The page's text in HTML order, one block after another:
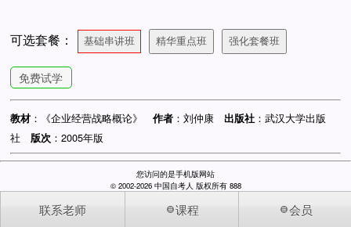
可选套餐： 基础串讲班 精华重点班 强化套餐班
免费试学
教材：《企业经营战略概论》 作者：刘仲康 出版社：武汉大学出版
社 版次：2005年版
您访问的是手机版网站
© 2002-2026 中国自考人 版权所有 888
联系老师 课程 会员